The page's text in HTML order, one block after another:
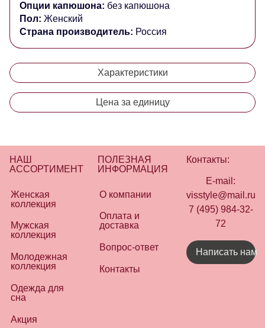
Опции капюшона: без капюшона
Пол: Женский
Страна производитель: Россия
Характеристики
Цена за единицу
НАШ
АССОРТИМЕНТ
Женская
коллекция
Мужская
коллекция
Молодежная
коллекция
Одежда для
сна
Акция
ПОЛЕЗНАЯ
ИНФОРМАЦИЯ
О компании
Оплата и
доставка
Вопрос-ответ
Контакты
Контакты:
E-mail:
visstyle@mail.ru
7 (495) 984-32-
72
Написать нам